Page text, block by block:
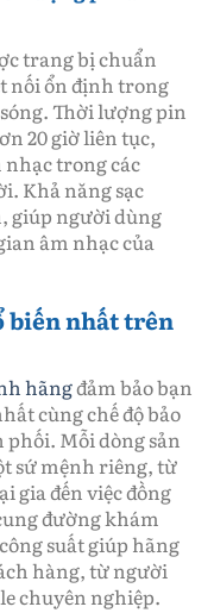
trang bị chuẩn
nối ổn định trong
Thời lượng pin
20 giờ liên tục,
trong các
Khả năng sạc
giúp người dùng
âm nhạc của
biến nhất trên
hãngđảm bảo bạn
cùng chế độ bảo
Mỗi dòng sản
sứ mệnh riêng, từ
gia đến việc đồng
đường khám
suất giúp hãng
hàng, từ người
chuyên nghiệp.